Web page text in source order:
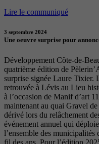
Lire le communiqué
3 septembre 2024
Une oeuvre surprise pour
Développement Côte-de-
quatrième édition de
surprise signée Laure Tixier.
retrouvée à Lévis au Lieu
à l’occasion de Manif d’art
maintenant au quai Gravel
dérivé lors du relâchement
événement annuel qui
l’ensemble des
fil des ans. Pour l’édition